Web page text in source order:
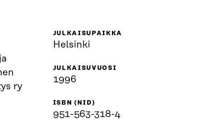
ry
JULKAISUPAIKKA
Helsinki
JULKAISUVUOSI
1996
ISBN (NID)
951-563-318-4